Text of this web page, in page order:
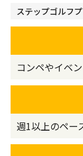
ステップゴルフ
コンペやイベ
週1以上のペー